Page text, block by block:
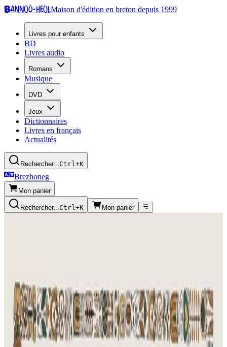
Bannoù-heolMaison d'édition en breton depuis 1999
Livres pour enfants
BD
Livres audio
Romans
Musique
DVD
Jeux
Dictionnaires
Livres en français
Actualités
Rechercher...Ctrl+K
Brezhoneg
Mon panier
Rechercher...Ctrl+K Mon panier